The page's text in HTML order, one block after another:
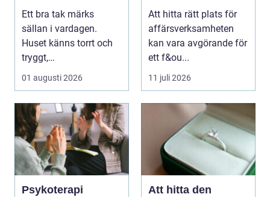
längden
Ett bra tak märks
sällan i vardagen.
Huset känns torrt och
tryggt,
inomhusklimatet
fungerar och ener...
01 augusti 2026
affärsverksamhete
Att hitta rätt plats för
affärsverksamheten
kan vara avgörande för
ett f&ou...
11 juli 2026
Psykoterapi
Att hitta den